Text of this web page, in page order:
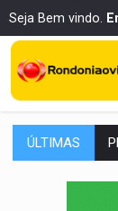
Seja Bem vindo.
ÚLTIMAS